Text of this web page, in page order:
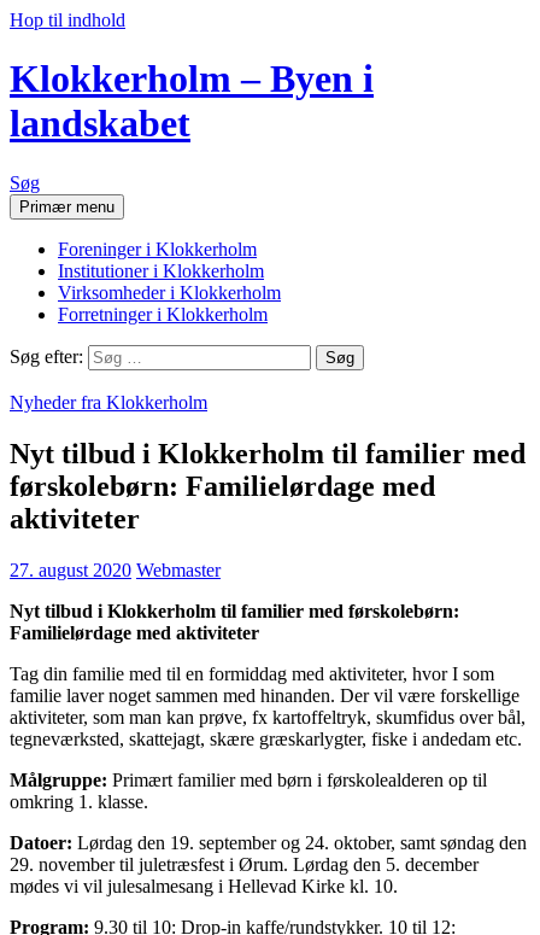
Hop til indhold
Klokkerholm – Byen i
landskabet
Søg
Primær menu
Foreninger i Klokkerholm
Institutioner i Klokkerholm
Virksomheder i Klokkerholm
Forretninger i Klokkerholm
Søg efter:
Nyheder fra Klokkerholm
Nyt tilbud i Klokkerholm til familier med
førskolebørn: Familielørdage med
aktiviteter
27. august 2020 Webmaster
Nyt tilbud i Klokkerholm til familier med førskolebørn:
Familielørdage med aktiviteter
Tag din familie med til en formiddag med aktiviteter, hvor I som
familie laver noget sammen med hinanden. Der vil være forskellige
aktiviteter, som man kan prøve, fx kartoffeltryk, skumfidus over bål,
tegneværksted, skattejagt, skære græskarlygter, fiske i andedam etc.
Målgruppe: Primært familier med børn i førskolealderen op til
omkring 1. klasse.
Datoer: Lørdag den 19. september og 24. oktober, samt søndag den
29. november til juletræsfest i Ørum. Lørdag den 5. december
mødes vi vil julesalmesang i Hellevad Kirke kl. 10.
Program: 9.30 til 10: Drop-in kaffe/rundstykker. 10 til 12: